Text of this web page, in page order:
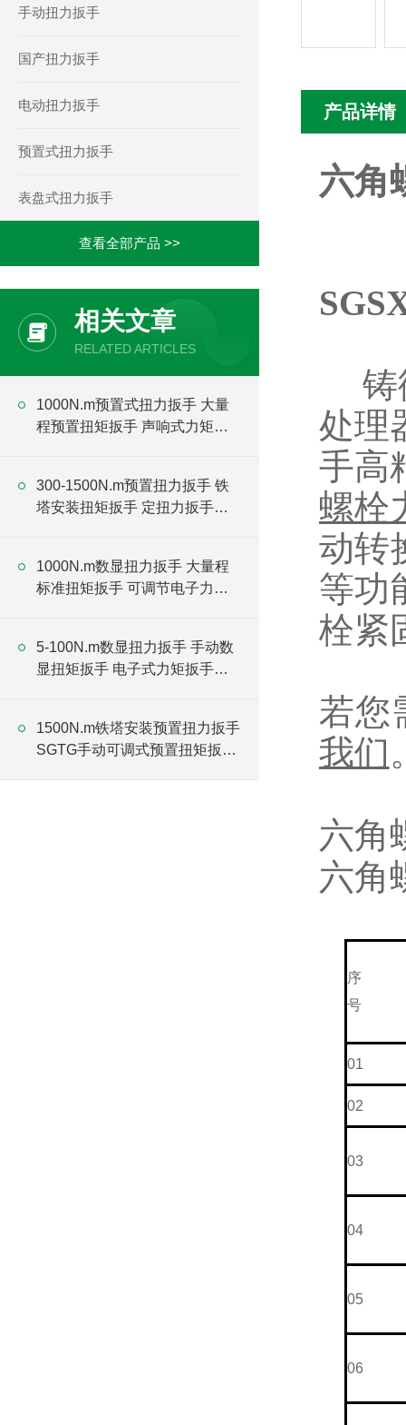
手动扭力扳手
国产扭力扳手
电动扭力扳手
预置式扭力扳手
表盘式扭力扳手
查看全部产品 >>
相关文章
RELATED ARTICLES
1000N.m预置式扭力扳手 大量
程预置扭矩扳手 声响式力矩扳
300-1500N.m预置扭力扳手 铁
塔安装扭矩扳手 定扭力扳手厂
1000N.m数显扭力扳手 大量程
标准扭矩扳手 可调节电子力矩
5-100N.m数显扭力扳手 手动数
显扭矩扳手 电子式力矩扳手厂
1500N.m铁塔安装预置扭力扳手
SGTG手动可调式预置扭矩扳手
产品详情
六角
铸
处理
手高
螺栓
动转
等功
栓紧
若您
我们
六角
六角
序
号
01
02
03
04
05
06